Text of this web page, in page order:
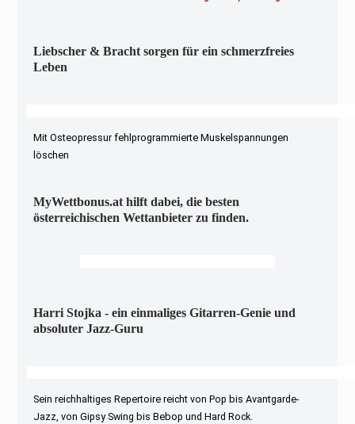
Liebscher & Bracht sorgen für ein schmerzfreies
Leben
Mit Osteopressur fehlprogrammierte Muskelspannungen
löschen
MyWettbonus.at hilft dabei, die besten
österreichischen Wettanbieter zu finden.
Harri Stojka - ein einmaliges Gitarren-Genie und
absoluter Jazz-Guru
Sein reichhaltiges Repertoire reicht von Pop bis Avantgarde-
Jazz, von Gipsy Swing bis Bebop und Hard Rock.